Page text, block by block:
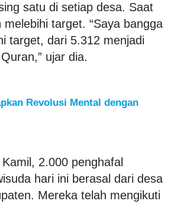
satu di setiap desa. Saat
melebihi target. “Saya bangga
target, dari 5.312 menjadi
ujar dia.
Revolusi Mental dengan
2.000 penghafal
hari ini berasal dari desa
Mereka telah mengikuti